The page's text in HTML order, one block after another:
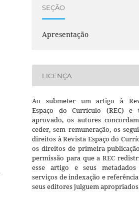
SEÇÃO
Apresentação
LICENÇA
Ao submeter um artigo à
Espaço do Currículo (REC) e
aprovado, os autores
ceder, sem remuneração, os
direitos à Revista Espaço do
os direitos de primeira
permissão para que a REC
esse artigo e seus metadados
serviços de indexação e
seus editores julguem